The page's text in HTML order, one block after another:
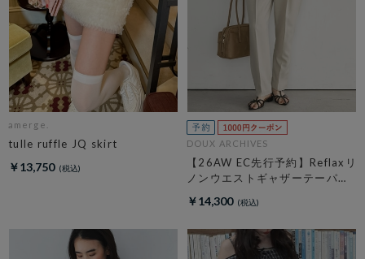
amerge.
tulle ruffle JQ skirt
￥13,750
DOUX ARCHIVES
【26AW EC先行予約】Reflaxリ
ノンウエストギャザーテーパー
￥14,300